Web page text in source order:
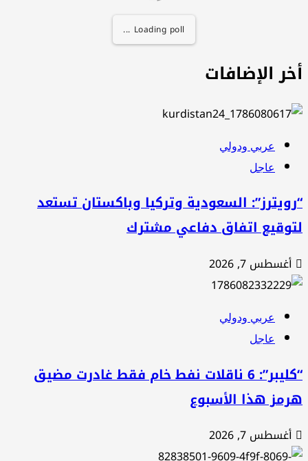
Loading poll ...
الإضافات
عربي ودولي
عاجل
السعودية وتركيا وباكستان تستعد
اتفاق دفاعي مشترك
أغسطس 7, 2026
عربي ودولي
عاجل
“كليبر”: 6 ناقلات نفط خام فقط غادرت مضيق
هذا الأسبوع
أغسطس 7, 2026